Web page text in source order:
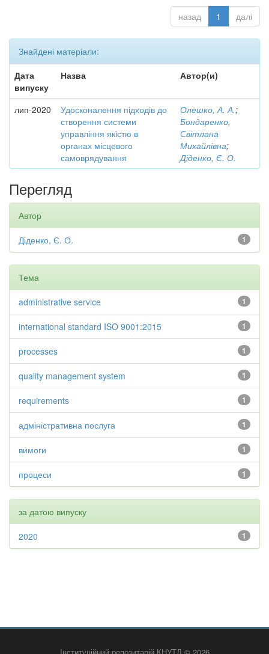
назад 1 далі
Знайдені матеріали:
Дата
випуску
Назва Автор(и)
лип-2020
Удосконалення підходів до
створення системи
управління якістю в
органах місцевого
самоврядування
Олешко, А. А.;
Бондаренко,
Світлана
Михайлівна;
Діденко, Є. О.
Перегляд
Автор
1
Діденко, Є. О.
Тема
1
administrative service
1
international standard ISO 9001:2015
1
processes
1
quality management system
1
requirements
1
адміністративна послуга
1
вимоги
1
процеси
за датою випуску
1
2020